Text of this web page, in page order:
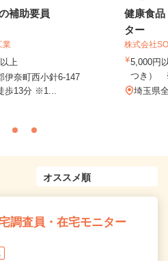
補助要員
業
上
伊奈町西小針6-147
歩13分 ※1...
健康食品
ター
株式会社
5,000円
つき）
埼玉県
調査員・在宅モニター